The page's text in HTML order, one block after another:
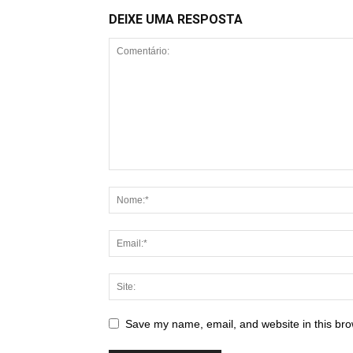
DEIXE UMA RESPOSTA
Save my name, email, and website in this